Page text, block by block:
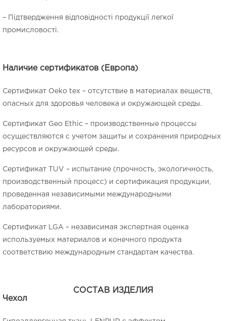
– Підтвердження відповідності продукції легкої
промисловості.
Наличие сертификатов (Европа)
Cертификат Oeko tex – отсутствие в материалах веществ,
опасных для здоровья человека и окружающей среды.
Сертификат Geo Ethic – производственные процессы
осуществляются с учетом защиты и сохранения природных
ресурсов и окружающей среды.
Сертификат TUV – испытание (прочность, экологичность,
производственный процесс) и сертификация продукции,
проведенная независимыми международными
лабораториями.
Сертификат LGA – независимая экспертная оценка
используемых материалов и конечного продукта
соответствию международным стандартам качества.
СОСТАВ ИЗДЕЛИЯ
Чехол